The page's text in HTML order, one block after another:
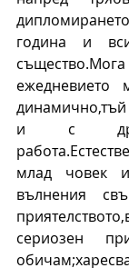
година и
и с
млад човек
вълнения
сериозен